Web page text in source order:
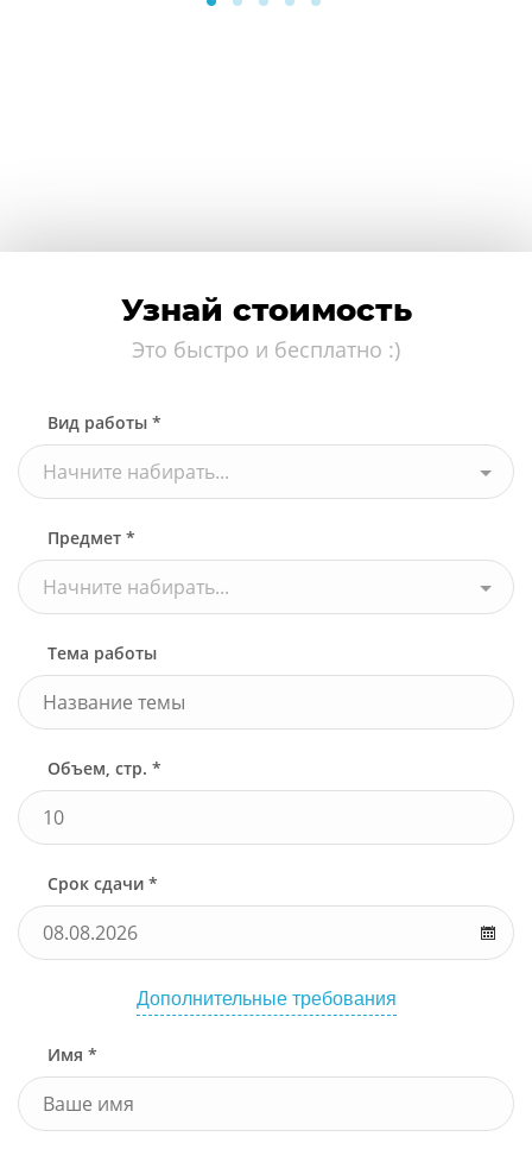
Узнай стоимость
Это быстро и бесплатно :)
Вид работы *
Начните набирать...
Предмет *
Начните набирать...
Тема работы
Объем, стр. *
Срок сдачи *
Дополнительные требования
Имя *